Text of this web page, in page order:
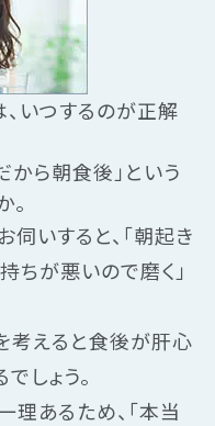
いつするのが正解
から朝食後」という
いすると、「朝起き
ちが悪いので磨く」
考えると食後が肝心
しょう。
理あるため、「本当